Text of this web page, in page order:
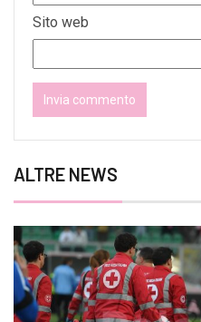
Sito web
ALTRE NEWS